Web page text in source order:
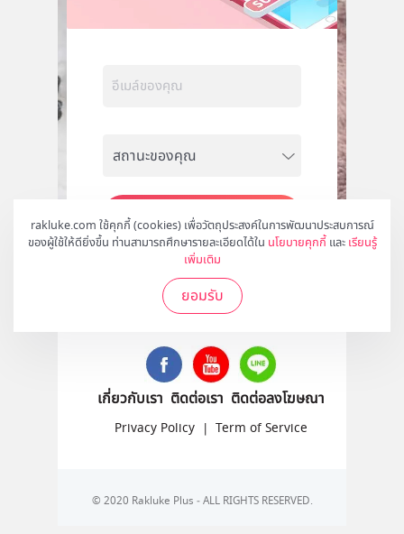
rakluke.com ใช้คุกกี้ (cookies) เพื่อวัตถุประสงค์ในการพัฒนาประสบการณ์
ของผู้ใช้ให้ดียิ่งขึ้น ท่านสามารถศึกษารายละเอียดได้ใน นโยบายคุกกี้ และ เรียนรู้
เพิ่มเติม
ยอมรับ
สมัคร
ติดตามเราได้ที่
เกี่ยวกับเรา ติดต่อเรา ติดต่อลงโฆษณา
Privacy Policy | Term of Service
© 2020 Rakluke Plus - ALL RIGHTS RESERVED.